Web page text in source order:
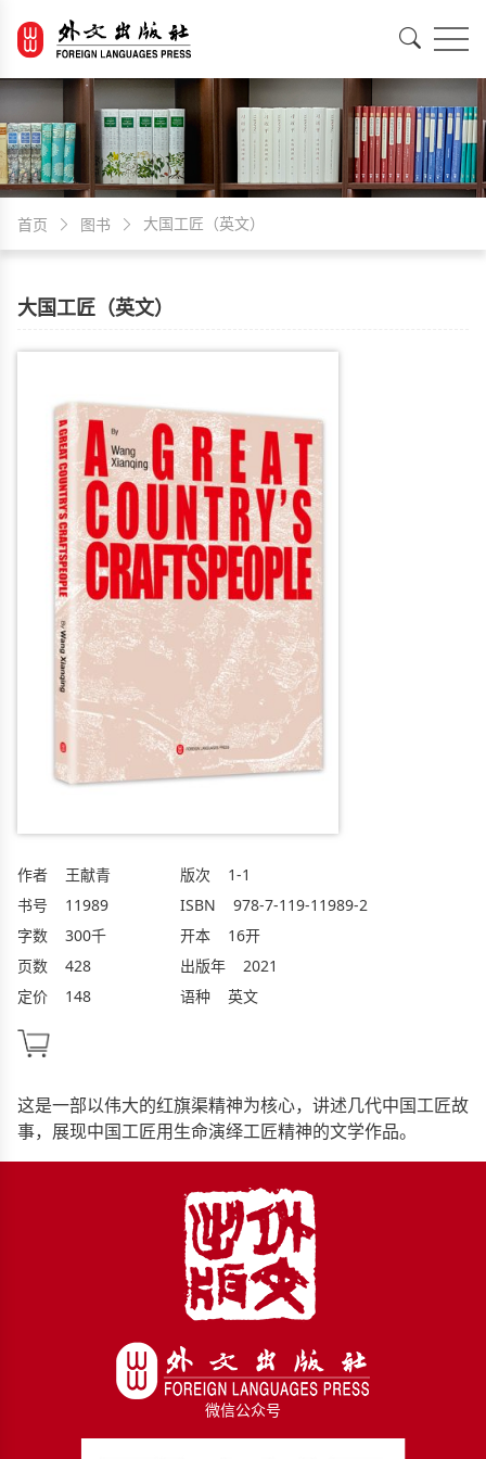
首页 图书 大国工匠（英文）
大国工匠（英文）
作者
王献青
书号
11989
字数
300千
页数
428
定价
148
版次
1-1
ISBN
978-7-119-11989-2
开本
16开
出版年
2021
语种
英文
这是一部以伟大的红旗渠精神为核心，讲述几代中国工匠故
事，展现中国工匠用生命演绎工匠精神的文学作品。
微信公众号